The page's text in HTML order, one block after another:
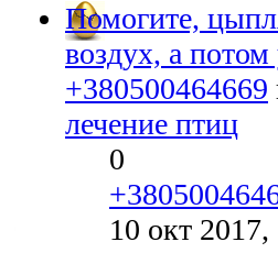
Помогите,
воздух, а
+380500464669
лечение птиц
0
10 окт